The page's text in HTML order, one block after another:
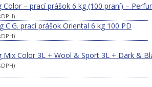
Color – prací prášok 6 kg (100 praní) –
C.G. prací prášok Oriental 6 kg 100 PD
Mix Color 3L + Wool & Sport 3L + Dark &